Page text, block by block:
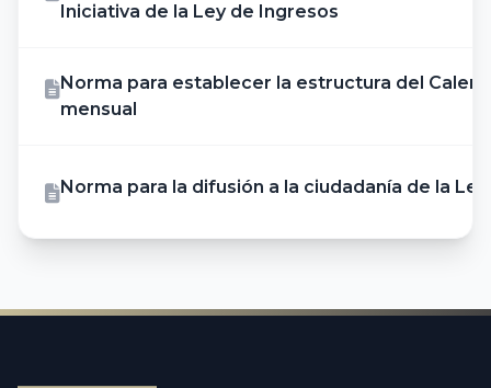
Iniciativa de la Ley de Ingresos
Norma para establecer la estructura del
mensual
Norma para la difusión a la ciudadanía de la